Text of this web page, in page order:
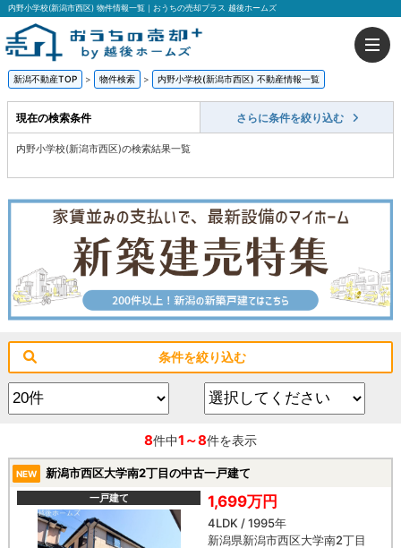
内野小学校(新潟市西区) 物件情報一覧｜おうちの売却プラス 越後ホームズ
新潟不動産TOP > 物件検索 > 内野小学校(新潟市西区) 不動産情報一覧
現在の検索条件 さらに条件を絞り込む
内野小学校(新潟市西区)の検索結果一覧
条件を絞り込む
8件中1～8件を表示
NEW 新潟市西区大学南2丁目の中古一戸建て
一戸建て 1,699万円
4LDK / 1995年
新潟県新潟市西区大学南2丁目